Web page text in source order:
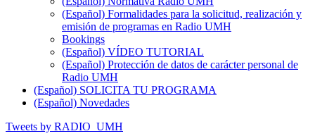
(Español) Formalidades para la solicitud, realización y
emisión de programas en Radio UMH
Bookings
(Español) VÍDEO TUTORIAL
(Español) Protección de datos de carácter personal de
Radio UMH
(Español) SOLICITA TU PROGRAMA
(Español) Novedades
Tweets by RADIO_UMH